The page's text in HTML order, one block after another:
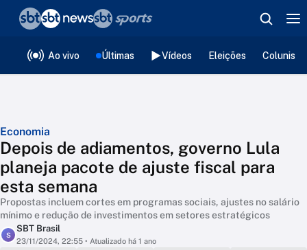
Ao vivo Últimas Vídeos Eleições
Economia
Depois de adiamentos, governo Lula
planeja pacote de ajuste fiscal para
esta semana
Propostas incluem cortes em programas sociais, ajustes no salário
mínimo e redução de investimentos em setores estratégicos
S
SBT Brasil
23/11/2024, 22:55 • Atualizado há 1 ano
❮voltar
Editorias